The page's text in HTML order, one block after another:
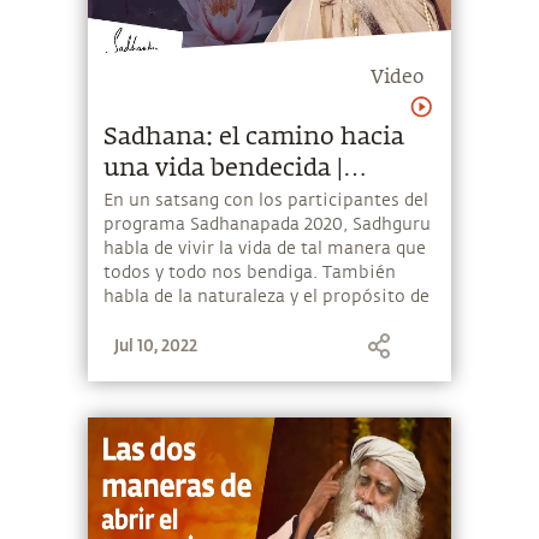
Video
Sadhana: el camino hacia
una vida bendecida |
Sadhguru
En un satsang con los participantes del
programa Sadhanapada 2020, Sadhguru
habla de vivir la vida de tal manera que
todos y todo nos bendiga. También
habla de la naturaleza y el propósito de
espiritual.
Jul 10, 2022